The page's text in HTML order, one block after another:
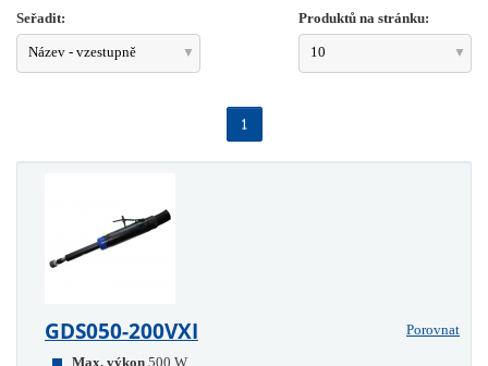
Seřadit:
Název - vzestupně
Produktů na stránku:
10
1
GDS050-200VXI
Porovnat
Max. výkon 500 W